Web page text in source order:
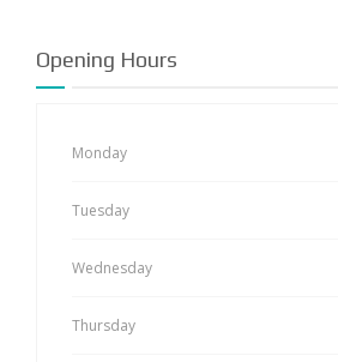
Opening Hours
Monday
Tuesday
Wednesday
Thursday